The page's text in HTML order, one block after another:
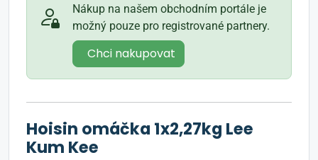
Nákup na našem obchodním portále je
možný pouze pro registrované partnery.
Chci nakupovat
Hoisin omáčka 1x2,27kg Lee
Kum Kee